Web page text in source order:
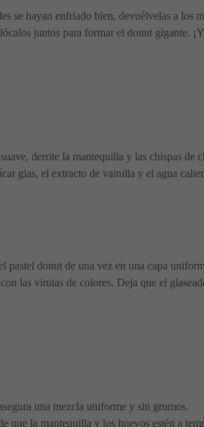
se hayan enfriado bien, devuélvelas a
juntos para formar el donut gigante.
derrite la mantequilla y las chispas de
glas, el extracto de vainilla y el agua
pastel donut de una vez en una capa
las virutas de colores. Deja que el
una mezcla uniforme y sin grumos.
que la mantequilla y los huevos estén a